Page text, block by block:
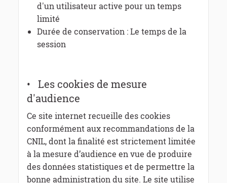
d'un utilisateur active pour un temps
limité
Durée de conservation : Le temps de la
session
• Les cookies de mesure
d'audience
Ce site internet recueille des cookies
conformément aux recommandations de la
CNIL, dont la finalité est strictement limitée
à la mesure d’audience en vue de produire
des données statistiques et de permettre la
bonne administration du site. Le site utilise